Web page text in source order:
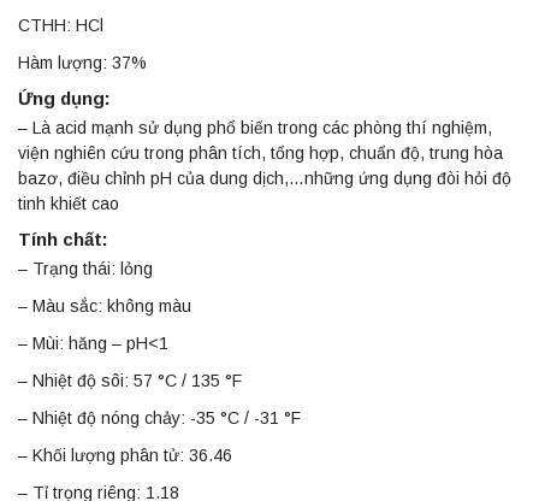
CTHH: HCl
Hàm lượng: 37%
Ứng dụng:
– Là acid mạnh sử dụng phổ biến trong các phòng thí nghiệm,
viện nghiên cứu trong phân tích, tổng hợp, chuẩn độ, trung hòa
bazơ, điều chỉnh pH của dung dịch,…những ứng dụng đòi hỏi độ
tinh khiết cao
Tính chất:
– Trạng thái: lỏng
– Màu sắc: không màu
– Mùi: hăng – pH<1
– Nhiệt độ sôi: 57 °C / 135 °F
– Nhiệt độ nóng chảy: -35 °C / -31 °F
– Khối lượng phân tử: 36.46
– Tỉ trọng riêng: 1.18